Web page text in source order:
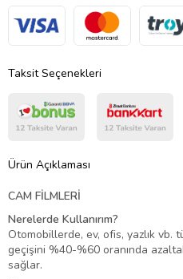
Taksit Seçenekleri
Ürün Açıklaması
CAM FİLMLERİ
Nerelerde Kullanırım?
Otomobillerde, ev, ofis, yazlık vb.
geçişini %40-%60 oranında
sağlar.